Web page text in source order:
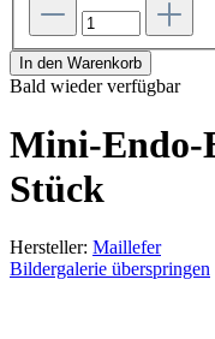
In den Warenkorb
Bald wieder verfügbar
Mini-Endo-
Stück
Hersteller: Maillefer
Bildergalerie überspringen